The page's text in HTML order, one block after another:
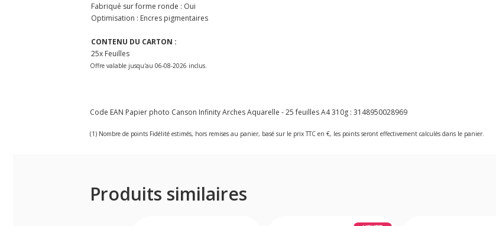
Fabriqué sur forme ronde : Oui
Optimisation : Encres pigmentaires
CONTENU DU CARTON :
25x Feuilles
Offre valable jusqu'au 06-08-2026 inclus.
Code EAN Papier photo Canson Infinity Arches Aquarelle - 25 feuilles A4 310g : 3148950028969
(1) Nombre de points Fidélité estimés, hors remises au panier, basé sur le prix TTC en €, les points seront effectivement calculés dans le panier.
Produits similaires